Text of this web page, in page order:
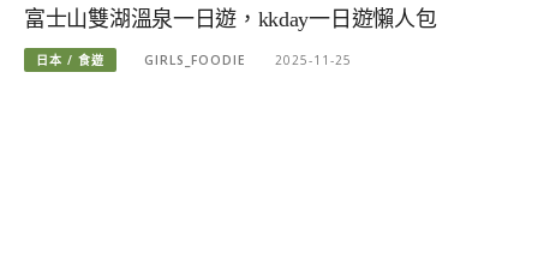
富士山雙湖溫泉一日遊，kkday一日遊懶人包
日本 / 食遊 GIRLS_FOODIE 2025-11-25